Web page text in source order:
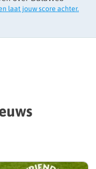
laat jouw score achter.